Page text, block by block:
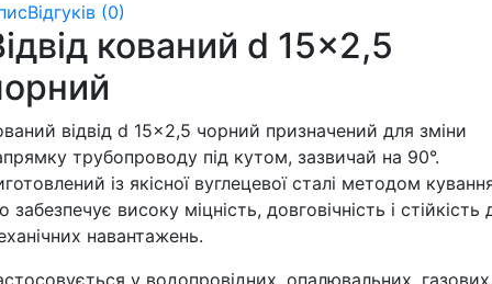
Відгуків (0)
кований d 15×2,5
відвід d 15×2,5 чорний призначений для зміни
трубопроводу під кутом, зазвичай на 90°.
із якісної вуглецевої сталі методом
забезпечує високу міцність, довговічність і стійкість
навантажень.
у водопровідних, опалювальних, газових